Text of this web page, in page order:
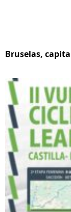
Bruselas,